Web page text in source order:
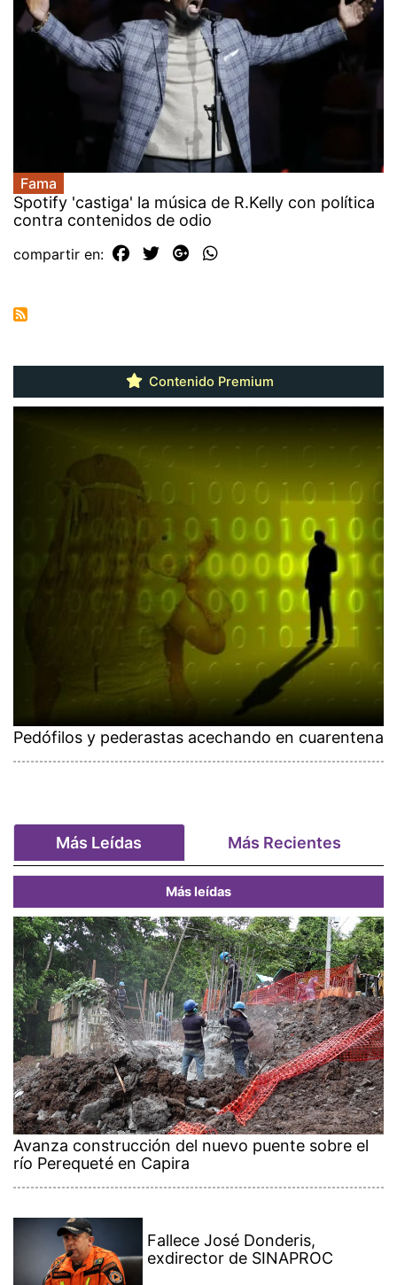
Fama
Spotify 'castiga' la música de R.Kelly con política
contra contenidos de odio
compartir en:
Contenido Premium
Pedófilos y pederastas acechando en cuarentena
Más Leídas Más Recientes
Más leídas
Avanza construcción del nuevo puente sobre el
río Perequeté en Capira
Fallece José Donderis,
exdirector de SINAPROC